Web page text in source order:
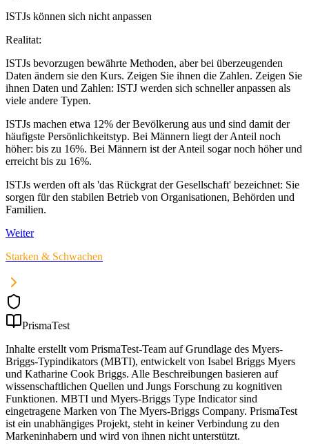
ISTJs können sich nicht anpassen
Realitat:
ISTJs bevorzugen bewährte Methoden, aber bei überzeugenden
Daten ändern sie den Kurs. Zeigen Sie ihnen die Zahlen. Zeigen Sie
ihnen Daten und Zahlen: ISTJ werden sich schneller anpassen als
viele andere Typen.
ISTJs machen etwa 12% der Bevölkerung aus und sind damit der
häufigste Persönlichkeitstyp. Bei Männern liegt der Anteil noch
höher: bis zu 16%. Bei Männern ist der Anteil sogar noch höher und
erreicht bis zu 16%.
ISTJs werden oft als 'das Rückgrat der Gesellschaft' bezeichnet: Sie
sorgen für den stabilen Betrieb von Organisationen, Behörden und
Familien.
Weiter
Starken & Schwachen
PrismaTest
Inhalte erstellt vom PrismaTest-Team auf Grundlage des Myers-
Briggs-Typindikators (MBTI), entwickelt von Isabel Briggs Myers
und Katharine Cook Briggs. Alle Beschreibungen basieren auf
wissenschaftlichen Quellen und Jungs Forschung zu kognitiven
Funktionen. MBTI und Myers-Briggs Type Indicator sind
eingetragene Marken von The Myers-Briggs Company. PrismaTest
ist ein unabhängiges Projekt, steht in keiner Verbindung zu den
Markeninhabern und wird von ihnen nicht unterstützt.